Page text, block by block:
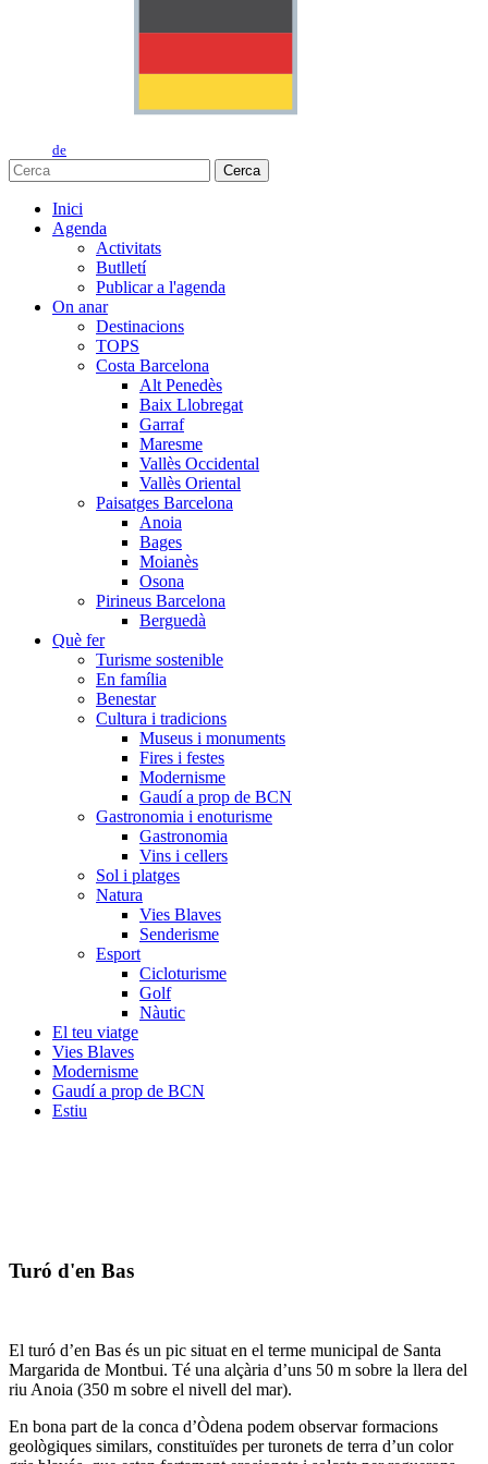
de
Cerca
Inici
Agenda
Activitats
Butlletí
Publicar a l'agenda
On anar
Destinacions
TOPS
Costa Barcelona
Alt Penedès
Baix Llobregat
Garraf
Maresme
Vallès Occidental
Vallès Oriental
Paisatges Barcelona
Anoia
Bages
Moianès
Osona
Pirineus Barcelona
Berguedà
Què fer
Turisme sostenible
En família
Benestar
Cultura i tradicions
Museus i monuments
Fires i festes
Modernisme
Gaudí a prop de BCN
Gastronomia i enoturisme
Gastronomia
Vins i cellers
Sol i platges
Natura
Vies Blaves
Senderisme
Esport
Cicloturisme
Golf
Nàutic
El teu viatge
Vies Blaves
Modernisme
Gaudí a prop de BCN
Estiu
Turó d'en Bas
El turó d’en Bas és un pic situat en el terme municipal de Santa
Margarida de Montbui. Té una alçària d’uns 50 m sobre la llera del
riu Anoia (350 m sobre el nivell del mar).
En bona part de la conca d’Òdena podem observar formacions
geològiques similars, constituïdes per turonets de terra d’un color